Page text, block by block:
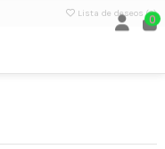
Lista de deseos (0)
0